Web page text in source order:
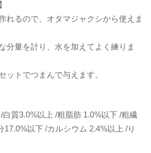
れるので、オタマジャクシから使えま
分量を計り、水を加えてよく練りま
ットでつまんで与えます。
質3.0%以上 /粗脂肪 1.0%以下 /粗繊
17.0%以下 /カルシウム 2.4%以上 /り